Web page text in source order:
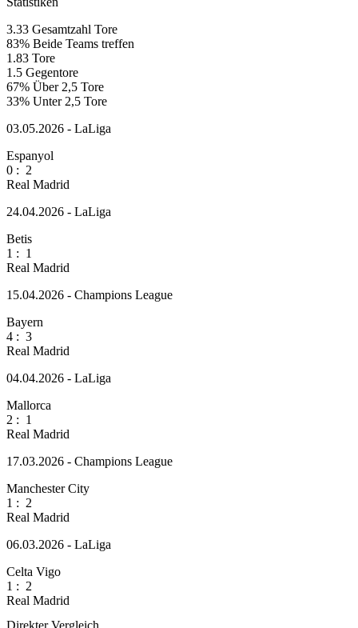
3.33 Gesamtzahl Tore
83% Beide Teams treffen
1.83 Tore
1.5 Gegentore
67% Über 2,5 Tore
33% Unter 2,5 Tore
03.05.2026 - LaLiga
Espanyol
0 : 2
Real Madrid
24.04.2026 - LaLiga
Betis
1 : 1
Real Madrid
15.04.2026 - Champions League
Bayern
4 : 3
Real Madrid
04.04.2026 - LaLiga
Mallorca
2 : 1
Real Madrid
17.03.2026 - Champions League
Manchester City
1 : 2
Real Madrid
06.03.2026 - LaLiga
Celta Vigo
1 : 2
Real Madrid
Direkter Vergleich